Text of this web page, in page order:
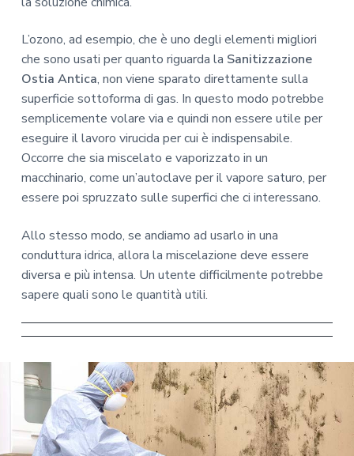
L’ozono, ad esempio, che è uno degli elementi migliori
che sono usati per quanto riguarda la Sanitizzazione
Ostia Antica, non viene sparato direttamente sulla
superficie sottoforma di gas. In questo modo potrebbe
semplicemente volare via e quindi non essere utile per
eseguire il lavoro virucida per cui è indispensabile.
Occorre che sia miscelato e vaporizzato in un
macchinario, come un’autoclave per il vapore saturo, per
essere poi spruzzato sulle superfici che ci interessano.
Allo stesso modo, se andiamo ad usarlo in una
conduttura idrica, allora la miscelazione deve essere
diversa e più intensa. Un utente difficilmente potrebbe
sapere quali sono le quantità utili.